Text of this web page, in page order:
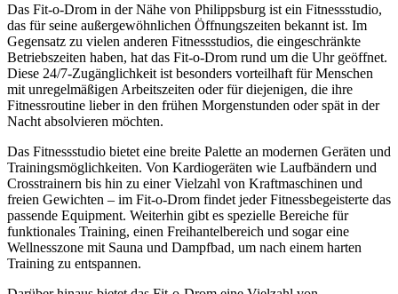
Das Fit-o-Drom in der Nähe von Philippsburg ist ein Fitnessstudio,
das für seine außergewöhnlichen Öffnungszeiten bekannt ist. Im
Gegensatz zu vielen anderen Fitnessstudios, die eingeschränkte
Betriebszeiten haben, hat das Fit-o-Drom rund um die Uhr geöffnet.
Diese 24/7-Zugänglichkeit ist besonders vorteilhaft für Menschen
mit unregelmäßigen Arbeitszeiten oder für diejenigen, die ihre
Fitnessroutine lieber in den frühen Morgenstunden oder spät in der
Nacht absolvieren möchten.
Das Fitnessstudio bietet eine breite Palette an modernen Geräten und
Trainingsmöglichkeiten. Von Kardiogeräten wie Laufbändern und
Crosstrainern bis hin zu einer Vielzahl von Kraftmaschinen und
freien Gewichten – im Fit-o-Drom findet jeder Fitnessbegeisterte das
passende Equipment. Weiterhin gibt es spezielle Bereiche für
funktionales Training, einen Freihantelbereich und sogar eine
Wellnesszone mit Sauna und Dampfbad, um nach einem harten
Training zu entspannen.